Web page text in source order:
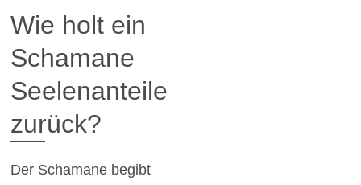
Wie holt ein
Schamane
Seelenanteile
zurück?
Der Schamane begibt